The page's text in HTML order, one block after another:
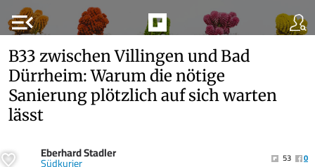
menu_open
B33 zwischen Villingen und Bad
Dürrheim: Warum die nötige
Sanierung plötzlich auf sich warten
lässt
Eberhard Stadler
Südkurier 53
0